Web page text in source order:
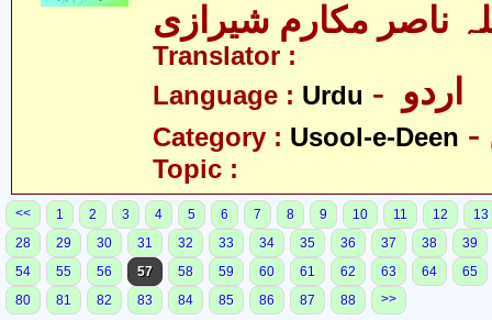
ناصر مکارم شیرازی
Translator :
Language : Urdu
Category : Usool-e-Deen
Topic :
<< 1 2 3 4 5 6 7 8 9 10 11 12
13
28
29 30 31 32 33 34 35 36 37 38
39
54
55 56 57 58 59 60 61 62 63 64
65
80
81 82 83 84 85 86 87 88 >>